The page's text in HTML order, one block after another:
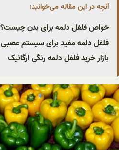
آنچه در این مقاله می‌خوانید:
خواص فلفل دلمه برای بدن چیست؟
فلفل دلمه مفید برای سیستم عصبی
بازار خرید فلفل دلمه رنگی ارگانیک